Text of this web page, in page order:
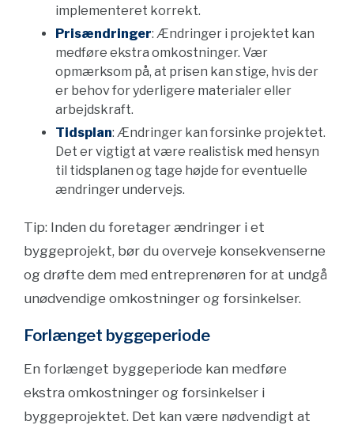
implementeret korrekt.
Prisændringer: Ændringer i projektet kan
medføre ekstra omkostninger. Vær
opmærksom på, at prisen kan stige, hvis der
er behov for yderligere materialer eller
arbejdskraft.
Tidsplan: Ændringer kan forsinke projektet.
Det er vigtigt at være realistisk med hensyn
til tidsplanen og tage højde for eventuelle
ændringer undervejs.
Tip: Inden du foretager ændringer i et
byggeprojekt, bør du overveje konsekvenserne
og drøfte dem med entreprenøren for at undgå
unødvendige omkostninger og forsinkelser.
Forlænget byggeperiode
En forlænget byggeperiode kan medføre
ekstra omkostninger og forsinkelser i
byggeprojektet. Det kan være nødvendigt at